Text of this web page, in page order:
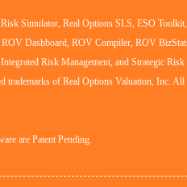
Simulator, Real Options SLS, ESO
Dashboard, ROV Compiler, ROV
Risk Management, and Strategic Risk
trademarks of Real Options Valuation, Inc.
are Patent Pending.